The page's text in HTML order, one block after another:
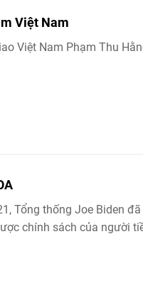
Việt Nam
Việt Nam Phạm Thu
Tổng thống Joe Biden
chính sách của người